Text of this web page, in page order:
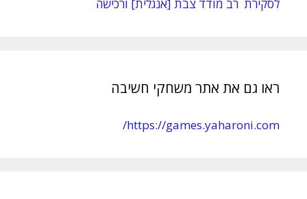
לסקירת רב מודד צבת [אנגלית] ורכישה
ראו גם את אתר משחקי חשיבה
https://games.yaharoni.com/